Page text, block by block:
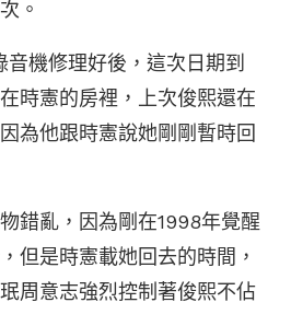
。
機修理好後，這次日期到
時憲的房裡，上次俊熙還在
為他跟時憲說她剛剛暫時回
錯亂，因為剛在1998年覺醒
但是時憲載她回去的時間，
周意志強烈控制著俊熙不佔